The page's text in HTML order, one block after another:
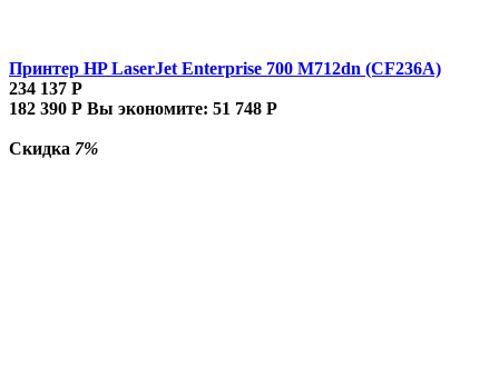
Принтер HP LaserJet Enterprise 700 M712dn (CF236A)
234 137 Р
182 390 Р Вы экономите: 51 748 Р
Скидка 7%